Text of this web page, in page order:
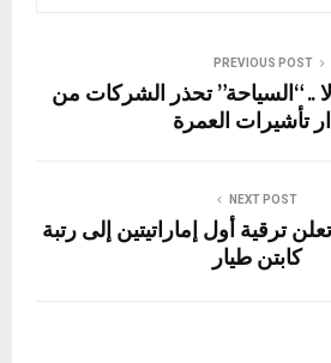
PREVIOUS POST
.. “السياحة” تحذر الشركات من
تأشيرات العمرة
NEXT POST
ترقية أول إماراتيتين إلى رتبة
كابتن طيار